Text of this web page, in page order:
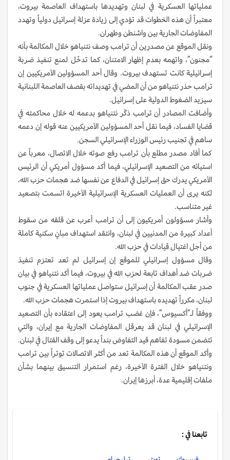
عملياتها العسكرية في لبنان وتهديدها باستهداف العاصمة بيروت،
معتبراً أن هذه الخطوات قد تؤدي إلى زيادة عزلة إسرائيل دولياً وتهدد
المفاوضات الجارية بين واشنطن وطهران.
ونقل الموقع عن مصدرين أن ترامب وصف نتنياهو خلال المكالمة بأنه
“مجنون”، واتهمه بعدم إظهار الامتنان، كما تدخّل لمنع تنفيذ ضربة
إسرائيلية كانت تستهدف بيروت. وقال أحد المسؤولين الأمريكيين إن
ترامب حذر نتنياهو من أن المضي في تهديداته بقصف العاصمة اللبنانية
سيزيد الضغوط الدولية على إسرائيل.
وأضافت المصادر أن ترامب ذكّر نتنياهو بدعمه له خلال محاكمته في
قضايا الفساد، فيما نقل أحد المسؤولين الأمريكيين عنه قوله إن دعمه
ساهم في تجنيب رئيس الوزراء الإسرائيلي السجن.
كما أفاد مصدر مطلع بأن ترامب رفع صوته خلال الاتصال، معرباً عن
استيائه من التصعيد الإسرائيلي، فيما أكد مسؤول أمريكي أن الرئيس
الأمريكي يدرك حق إسرائيل في الدفاع عن نفسها ضد هجمات حزب الله،
لكنه يرى أن العمليات العسكرية الإسرائيلية الأخيرة اتسمت بتصعيد
غير متناسب.
وأشار مسؤولون أمريكيون إلى أن ترامب أعرب عن قلقه من سقوط
أعداد كبيرة من المدنيين في لبنان، وانتقد استهداف مبانٍ سكنية كاملة
من أجل اغتيال قيادات في حزب الله.
وقال مسؤول إسرائيلي للموقع إن إسرائيل لم تعد تعتزم تنفيذ
ضربات ضد أهداف تابعة لحزب الله في بيروت، فيما أكد نتنياهو في بيان
صدر عقب المكالمة أن إسرائيل ستواصل عملياتها العسكرية في جنوب
لبنان، مكرراً تهديده باستهداف بيروت إذا استمرت هجمات حزب الله.
ووفقاً لـ”أكسيوس”، فإن غضب ترامب يعود إلى اعتقاده بأن التصعيد
الإسرائيلي في لبنان قد يعرقل المفاوضات الجارية مع إيران، والتي
تتضمن مسودة تفاهم قيد التفاوض بنداً يدعو إلى وقف القتال في لبنان.
وأكد الموقع أن هذه المكالمة تعد من أكثر الاتصالات توتراً بين ترامب
ونتنياهو خلال الفترة الأخيرة، رغم استمرار التنسيق بينهما بشأن
ملفات إقليمية عدة، أبرزها إيران.
تابعنا في :